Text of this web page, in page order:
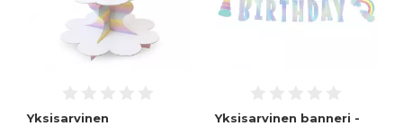
Yksisarvinen
Yksisarvinen banneri -